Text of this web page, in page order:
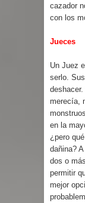
cazador
con los
Jueces
Un Juez
serlo.
merecía,
en la
¿pero
dañina?
dos o
permitir
mejor